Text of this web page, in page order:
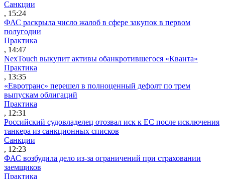
Санкции
, 15:24
ФАС раскрыла число жалоб в сфере закупок в первом
полугодии
Практика
, 14:47
NexTouch выкупит активы обанкротившегося «Кванта»
Практика
, 13:35
«Евротранс» перешел в полноценный дефолт по трем
выпускам облигаций
Практика
, 12:31
Российский судовладелец отозвал иск к ЕС после исключения
танкера из санкционных списков
Санкции
, 12:23
ФАС возбудила дело из-за ограничений при страховании
заемщиков
Практика